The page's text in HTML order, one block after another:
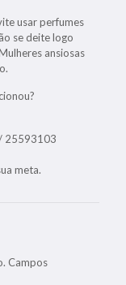
usar perfumes
se deite logo
ansiosas
25593103
meta.
Campos